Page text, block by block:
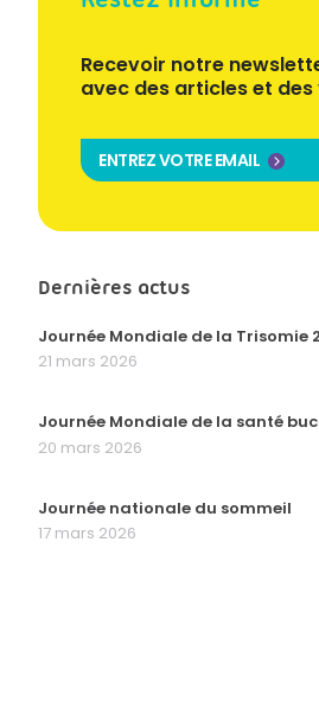
Recevoir notre
avec des articles et des
ENTREZ VOTRE EMAIL
Dernières actus
Journée Mondiale de la Trisomie
21 mars 2026
Journée Mondiale de la santé
20 mars 2026
Journée nationale du sommeil
17 mars 2026